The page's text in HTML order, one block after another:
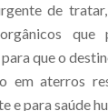
de
que
que o
em aterros
e para saúde